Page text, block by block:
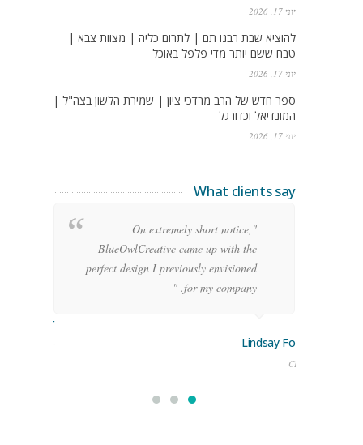
יוני 17, 2026
להוציא שבת רבנו תם | לתרום כליה | מצוות צבא |
טבח ששם יותר מדי פלפל באוכל
יוני 17, 2026
ספר חדש של הרב מרדכי ציון | שמירת הלשון בצה"ל |
המונדיאל וכדורגל
יוני 17, 2026
What clients say
"On extremely short notice,
BlueOwlCreative came up with the
perfect design I previously envisioned
for my company. "
Lindsay Ford
CEO
Stoner
Manager